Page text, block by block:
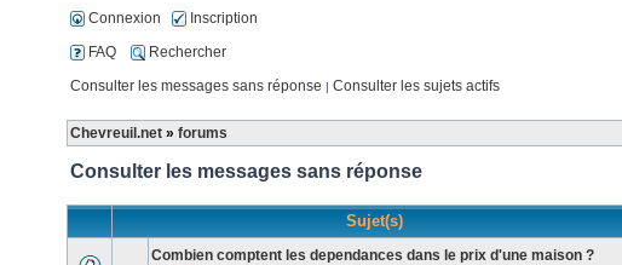
Connexion
Inscription
FAQ
Rechercher
Consulter les messages sans réponse | Consulter les sujets actifs
Chevreuil.net » forums
Consulter les messages sans réponse
Sujet(s)
Combien comptent les dependances dans le prix d'une maison ?